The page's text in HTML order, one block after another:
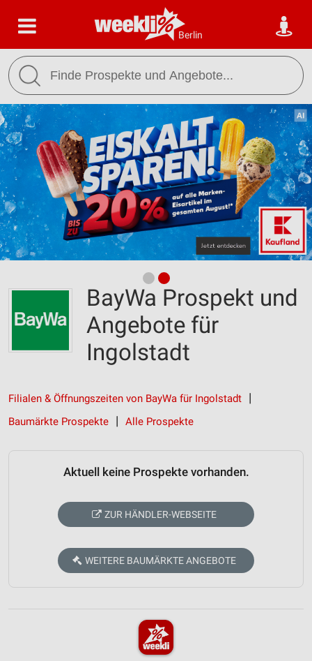
Berlin
BayWa Prospekt und
Angebote für
Ingolstadt
Filialen & Öffnungszeiten von BayWa für Ingolstadt
Baumärkte Prospekte
Alle Prospekte
Aktuell keine Prospekte vorhanden.
ZUR HÄNDLER-WEBSEITE
WEITERE BAUMÄRKTE ANGEBOTE